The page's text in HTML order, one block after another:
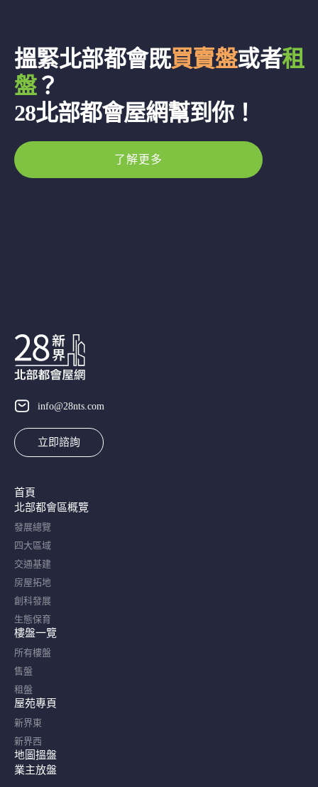
搵緊北部都會既買賣盤或者租
盤？
28北部都會屋網幫到你！
了解更多
info@28nts.com
立即諮詢
首頁
北部都會區概覽​
發展總覽
四大區域
交通基建
房屋拓地
創科發展
生態保育
樓盤一覽
所有樓盤
售盤
租盤
屋苑專頁
新界東
新界西
地圖搵盤
業主放盤